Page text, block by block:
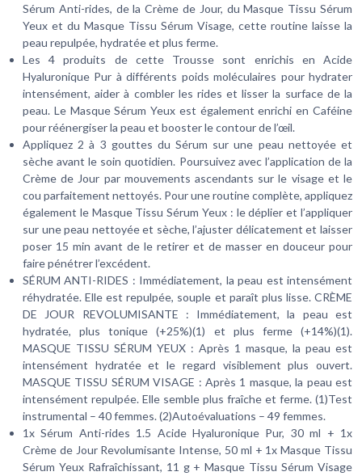
Sérum Anti-rides, de la Crème de Jour, du Masque Tissu Sérum
Yeux et du Masque Tissu Sérum Visage, cette routine laisse la
peau repulpée, hydratée et plus ferme.
Les 4 produits de cette Trousse sont enrichis en Acide
Hyaluronique Pur à différents poids moléculaires pour hydrater
intensément, aider à combler les rides et lisser la surface de la
peau. Le Masque Sérum Yeux est également enrichi en Caféine
pour réénergiser la peau et booster le contour de l’œil.
Appliquez 2 à 3 gouttes du Sérum sur une peau nettoyée et
sèche avant le soin quotidien. Poursuivez avec l’application de la
Crème de Jour par mouvements ascendants sur le visage et le
cou parfaitement nettoyés. Pour une routine complète, appliquez
également le Masque Tissu Sérum Yeux : le déplier et l’appliquer
sur une peau nettoyée et sèche, l’ajuster délicatement et laisser
poser 15 min avant de le retirer et de masser en douceur pour
faire pénétrer l’excédent.
SÉRUM ANTI-RIDES : Immédiatement, la peau est intensément
réhydratée. Elle est repulpée, souple et paraît plus lisse. CRÈME
DE JOUR REVOLUMISANTE : Immédiatement, la peau est
hydratée, plus tonique (+25%)(1) et plus ferme (+14%)(1).
MASQUE TISSU SÉRUM YEUX : Après 1 masque, la peau est
intensément hydratée et le regard visiblement plus ouvert.
MASQUE TISSU SÉRUM VISAGE : Après 1 masque, la peau est
intensément repulpée. Elle semble plus fraîche et ferme. (1)Test
instrumental – 40 femmes. (2)Autoévaluations – 49 femmes.
1x Sérum Anti-rides 1.5 Acide Hyaluronique Pur, 30 ml + 1x
Crème de Jour Revolumisante Intense, 50 ml + 1x Masque Tissu
Sérum Yeux Rafraîchissant, 11 g + Masque Tissu Sérum Visage